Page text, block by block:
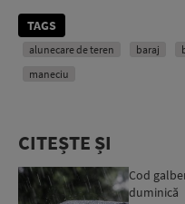
TAGS
alunecare de teren baraj
maneciu
CITEȘTE ȘI
Cod
duminică